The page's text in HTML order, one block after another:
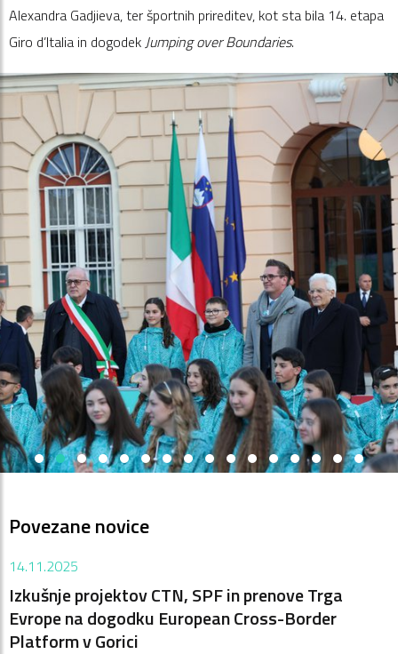
Alexandra Gadjieva, ter športnih prireditev, kot sta bila 14. etapa
Giro d’Italia in dogodekJumping over Boundaries.
Povezane novice
14.11.2025
Izkušnje projektov CTN, SPF in prenove Trga
Evrope na dogodku European Cross-Border
Platform v Gorici